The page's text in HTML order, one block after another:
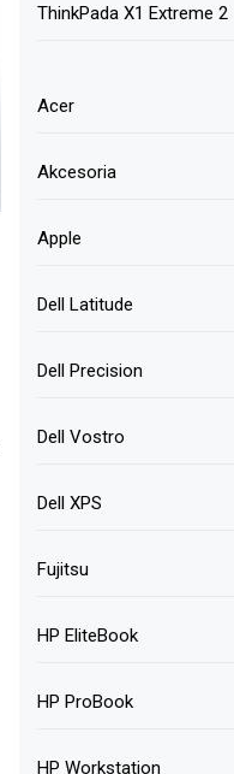
ThinkPada X1 Extreme 2
Acer
Akcesoria
Apple
Dell Latitude
Dell Precision
Dell Vostro
Dell XPS
Fujitsu
HP EliteBook
HP ProBook
HP Workstation